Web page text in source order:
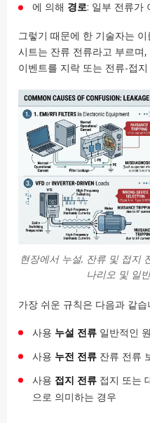
에 의해 경로: 일부 전류가
그렇기 때문에 한 기술자는
시트는 잔류 전류라고 부르며
이벤트를 지락 또는 전류-접
현장에서 누설, 잔류 및 접지
나리오 및 일
가장 쉬운 규칙은 다음과 같습
사용 누설 전류 일반적인
사용 누전 전류 잔류 전류
사용 접지 전류 접지 또는
으로 의미하는 경우